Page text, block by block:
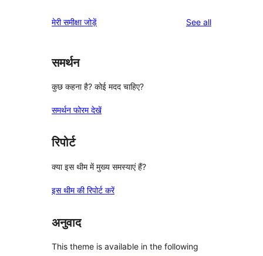
reviews
star
मेरी समीक्षा जोड़ें See allreviews
समर्थन
कुछ कहना है? कोई मदद चाहिए?
समर्थन फोरम देखें
रिपोर्ट
क्या इस थीम में मुख्य समस्याएं हैं?
इस थीम की रिपोर्ट करें
अनुवाद
This theme is available in the following